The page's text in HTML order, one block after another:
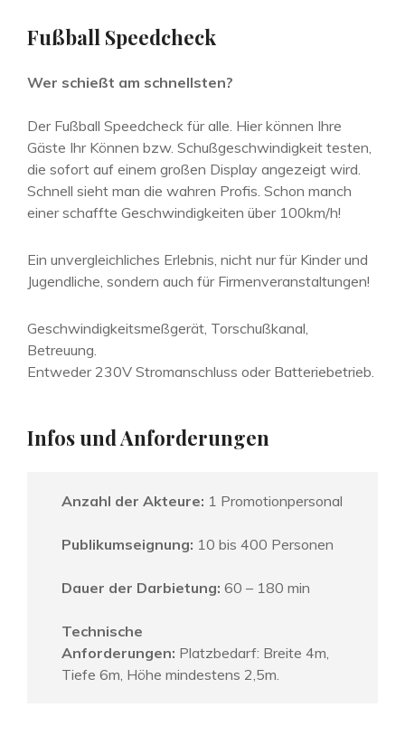
Fußball Speedcheck
Wer schießt am schnellsten?
Der Fußball Speedcheck für alle. Hier können Ihre
Gäste Ihr Können bzw. Schußgeschwindigkeit testen,
die sofort auf einem großen Display angezeigt wird.
Schnell sieht man die wahren Profis. Schon manch
einer schaffte Geschwindigkeiten über 100km/h!
Ein unvergleichliches Erlebnis, nicht nur für Kinder und
Jugendliche, sondern auch für Firmenveranstaltungen!
Geschwindigkeitsmeßgerät, Torschußkanal,
Betreuung.
Entweder 230V Stromanschluss oder Batteriebetrieb.
Infos und Anforderungen
Anzahl der Akteure: 1 Promotionpersonal
Publikumseignung: 10 bis 400 Personen
Dauer der Darbietung: 60 – 180 min
Technische
Anforderungen: Platzbedarf: Breite 4m,
Tiefe 6m, Höhe mindestens 2,5m.